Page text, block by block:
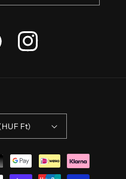
Instagram
Ft)